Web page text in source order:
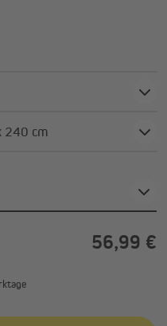
cm: 160 x 240 cm
56,99 €